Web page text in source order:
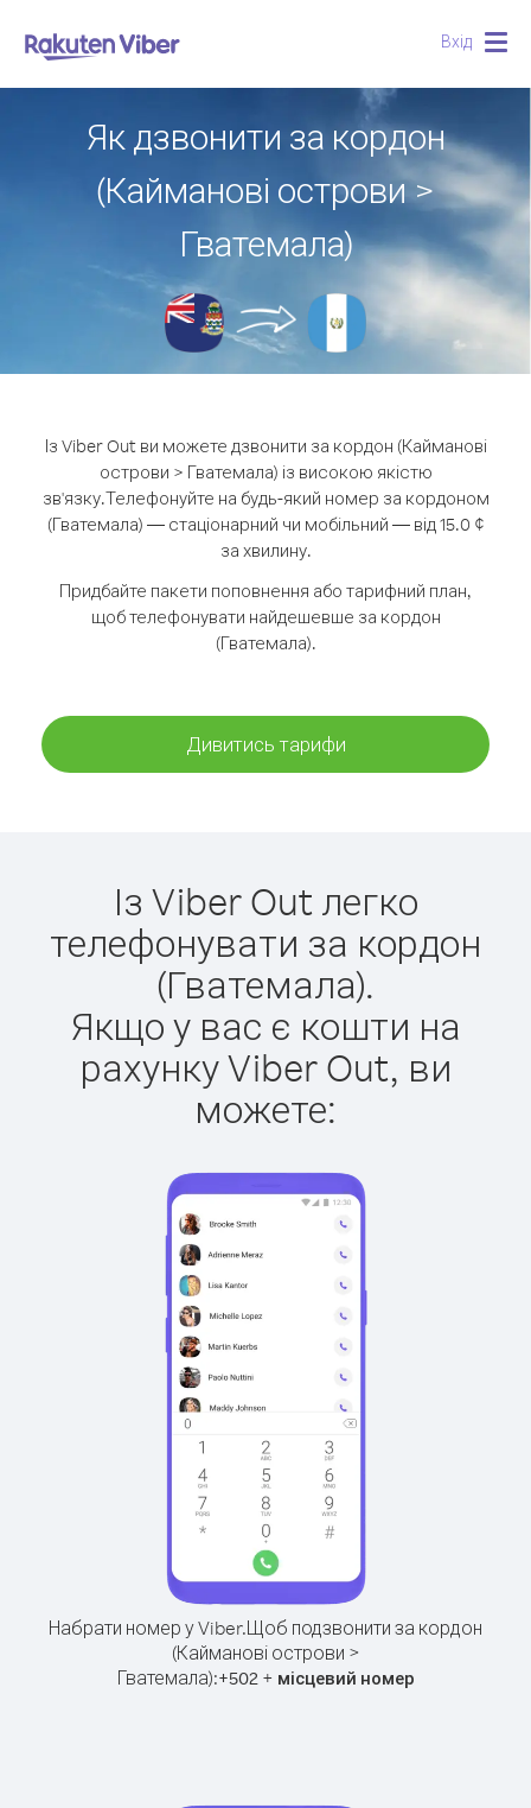
Вхід
Як дзвонити за кордон
(Кайманові острови >
Гватемала)
Із Viber Out ви можете дзвонити за кордон (Кайманові
острови > Гватемала) із високою якістю
зв'язку.Телефонуйте на будь-який номер за кордоном
(Гватемала) — стаціонарний чи мобільний — від 15.0 ¢
за хвилину.
Придбайте пакети поповнення або тарифний план,
щоб телефонувати найдешевше за кордон
(Гватемала).
Дивитись тарифи
Із Viber Out легко
телефонувати за кордон
(Гватемала).
Якщо у вас є кошти на
рахунку Viber Out, ви
можете:
Набрати номер у Viber.Щоб подзвонити за кордон
(Кайманові острови >
Гватемала):+502+ місцевий номер